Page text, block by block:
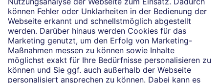
vermitteln dürfen. Das Einverständnis zu den dabei
vermittelten Verträgen sowie in diesem
Zusammenhang erforderliche Erklärungen werden
stets rechtsverbindlich nur durch die Deutsche Bank
AG oder durch die mit ihr kooperierenden
Produktpartner gegeben.